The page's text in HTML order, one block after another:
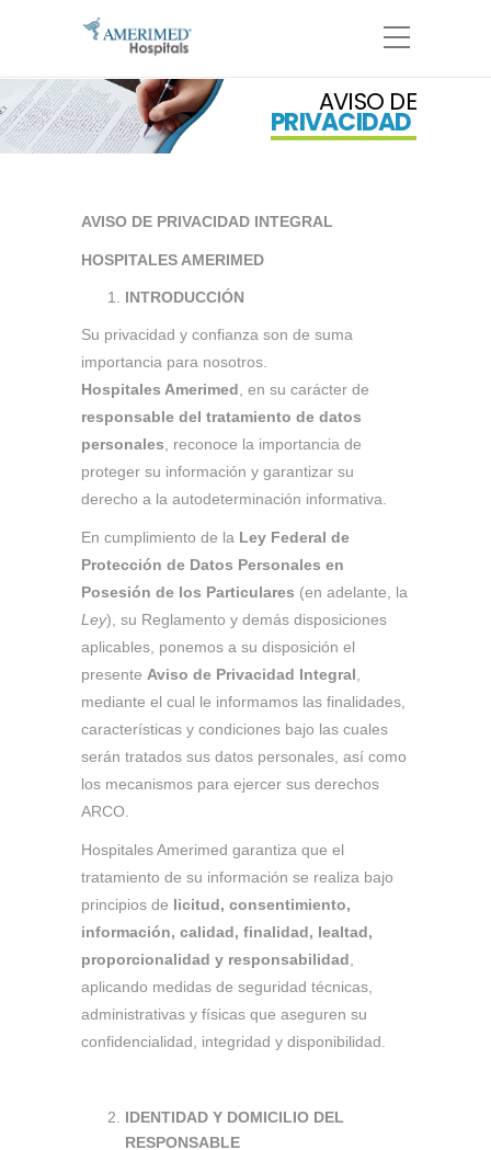
AVISO DE
PRIVACIDAD
AVISO DE PRIVACIDAD INTEGRAL
HOSPITALES AMERIMED
INTRODUCCIÓN
Su privacidad y confianza son de suma
importancia para nosotros.
Hospitales Amerimed , en su carácter de
responsable del tratamiento de datos
personales , reconoce la importancia de
proteger su información y garantizar su
derecho a la autodeterminación informativa.
En cumplimiento de la Ley Federal de
Protección de Datos Personales en
Posesión de los Particulares (en adelante, la
Ley), su Reglamento y demás disposiciones
aplicables, ponemos a su disposición el
presente Aviso de Privacidad Integral
mediante el cual le informamos las finalidades,
características y condiciones bajo las cuales
serán tratados sus datos personales, así como
los mecanismos para ejercer sus derechos
ARCO.
Hospitales Amerimed garantiza que el
tratamiento de su información se realiza bajo
principios de licitud, consentimiento,
información, calidad, finalidad, lealtad,
proporcionalidad y responsabilidad
aplicando medidas de seguridad técnicas,
administrativas y físicas que aseguren su
confidencialidad, integridad y disponibilidad.
IDENTIDAD Y DOMICILIO DEL
RESPONSABLE